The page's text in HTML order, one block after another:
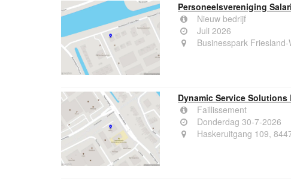
Personeelsvereniging
Nieuw bedrijf
Juli 2026
Businesspark
Dynamic Service Solutions
Faillissement
Donderdag 30-7-2026
Haskeruitgang 109,